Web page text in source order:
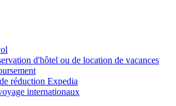
d'hôtel ou de location de vacances
réduction Expedia
internationaux